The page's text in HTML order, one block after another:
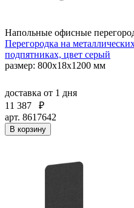
Напольные офисные
Перегородка на
подпятниках, цвет серый
размер: 800x18x1200 мм
доставка от 1 дня
11 387
₽
арт. 8617642
В корзину